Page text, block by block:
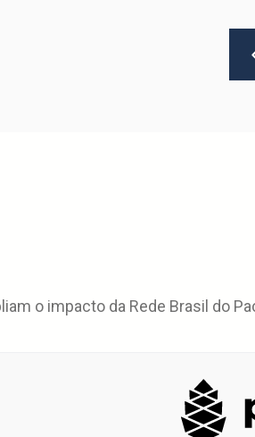
o impacto da Rede Brasil do